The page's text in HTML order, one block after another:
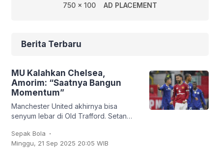
750 x 100 AD PLACEMENT
Berita Terbaru
MU Kalahkan Chelsea,
Amorim: “Saatnya Bangun
Momentum”
Manchester United akhirnya bisa
senyum lebar di Old Trafford. Setan
2-1 dalam lanjutan Liga Inggris, Sabtu
(20/9/2025). Bruno
Sepak Bola .
Minggu, 21 Sep 2025 20:05 WIB